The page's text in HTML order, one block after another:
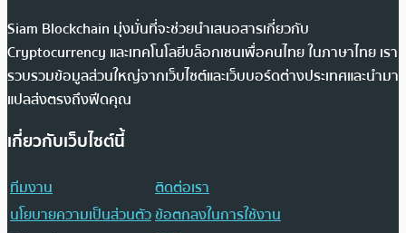
Siam Blockchain มุ่งมั่นที่จะช่วยนำเสนอสารเกี่ยวกับ
Cryptocurrency และเทคโนโลยีบล็อกเชนเพื่อคนไทย ในภาษาไทย เรา
รวบรวมข้อมูลส่วนใหญ่จากเว็บไซต์และเว็บบอร์ดต่างประเทศและนำมา
แปลส่งตรงถึงฟีดคุณ
เกี่ยวกับเว็บไซต์นี้
ทีมงาน
ติดต่อเรา
นโยบายความเป็นส่วนตัวข้อตกลงในการใช้งาน